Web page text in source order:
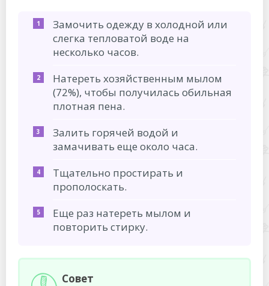
Замочить одежду в холодной или
слегка тепловатой воде на
несколько часов.
Натереть хозяйственным мылом
(72%), чтобы получилась обильная
плотная пена.
Залить горячей водой и
замачивать еще около часа.
Тщательно простирать и
прополоскать.
Еще раз натереть мылом и
повторить стирку.
Совет